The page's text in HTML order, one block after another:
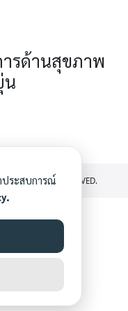
ารด้านสุขภาพ
น
ALL RIGHTS RESERVED.
ระสบการณ์